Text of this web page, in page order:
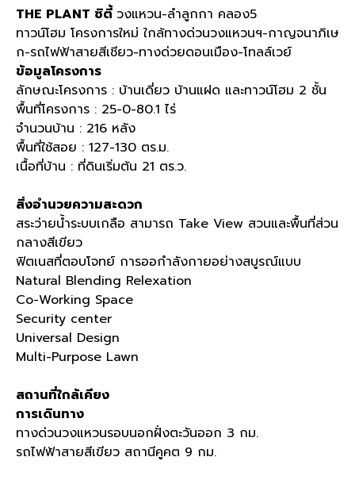
THE PLANT ซิตี้ วงแหวน-ลำลูกกา คลอง5
ทาวน์โฮม โครงการใหม่ ใกล้ทางด่วนวงแหวนฯ-กาญจนาภิเษ
ก-รถไฟฟ้าสายสีเชียว-ทางด่วยดอนเมือง-โทลล์เวย์
ข้อมูลโครงการ
ลักษณะโครงการ : บ้านเดี่ยว บ้านแฝด และทาวน์โฮม 2 ชั้น
พื้นที่โครงการ : 25-0-80.1 ไร่
จำนวนบ้าน : 216 หลัง
พื้นที่ใช้สอย : 127-130 ตร.ม.
เนื้อที่บ้าน : ที่ดินเริ่มต้น 21 ตร.ว.
สิ่งอำนวยความสะดวก
สระว่ายน้ำระบบเกลือ สามารถ Take View สวนและพื้นที่ส่วน
กลางสีเขียว
ฟิตเนสที่ตอบโจทย์ การออกำลังกายอย่างสบูรณ์แบบ
Natural Blending Relexation
Co-Working Space
Security center
Universal Design
Multi-Purpose Lawn
สถานที่ใกล้เคียง
การเดินทาง
ทางด่วนวงแหวนรอบนอกฝั่งตะวันออก 3 กม.
รถไฟฟ้าสายสีเขียว สถานีคูคต 9 กม.